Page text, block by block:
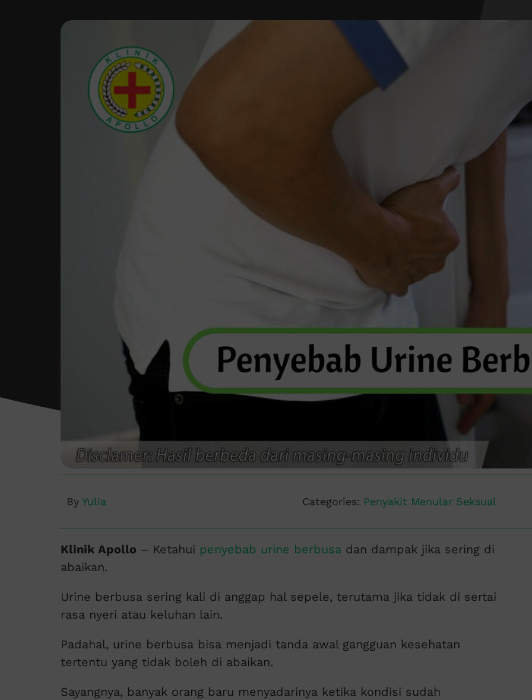
By Yulia Categories: Penyakit Menular Seksual
Klinik Apollo – Ketahui penyebab urine berbusadan dampak jika sering di
abaikan.
Urine berbusa sering kali di anggap hal sepele, terutama jika tidak di sertai
rasa nyeri atau keluhan lain.
Padahal, urine berbusa bisa menjadi tanda awal gangguan kesehatan
tertentu yang tidak boleh di abaikan.
Sayangnya, banyak orang baru menyadarinya ketika kondisi sudah